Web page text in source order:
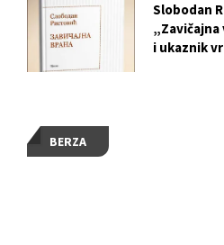
BERZA
Slobodan
„Zavičajna
i ukaznik